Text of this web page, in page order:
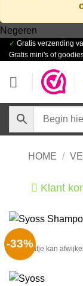
Negeren
naar
inhoud
✓ Gratis verzending
Gratis mini's of
HOME /
Klant
-33%
Het plaatje kan